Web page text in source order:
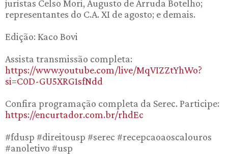
juristas Celso Mori, Augusto de Arruda Botelho;
representantes do C.A. XI de agosto; e demais.
Edição: Kaco Bovi
Assista transmissão completa:
https://www.youtube.com/live/MqVIZZtYhWo?
si=C0D-GU5XRG1sfNdd
Confira programação completa da Serec. Participe:
https://encurtador.com.br/rhdEc
#fdusp #direitousp #serec #recepcaoaoscalouros
#anoletivo #usp